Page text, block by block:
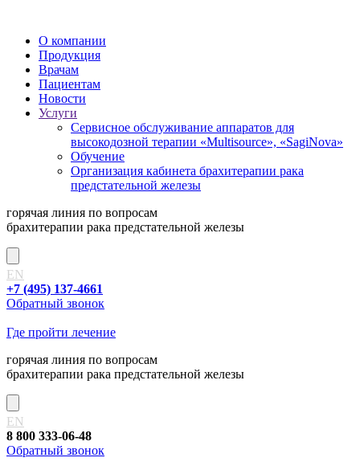
О компании
Продукция
Врачам
Пациентам
Новости
Услуги
Сервисное обслуживание аппаратов для
высокодозной терапии «Multisource», «SagiNova»
Обучение
Организация кабинета брахитерапии рака
предстательной железы
горячая линия по вопросам
брахитерапии рака предстательной железы
EN
+7 (495) 137-4661
Обратный звонок
Где пройти лечение
горячая линия по вопросам
брахитерапии рака предстательной железы
EN
8 800 333-06-48
Обратный звонок